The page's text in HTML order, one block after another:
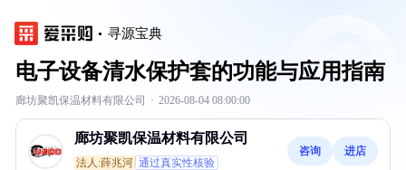
寻源宝典
电子设备清水保护套的功能与应用指南
廊坊聚凯保温材料有限公司 · 2026-08-04 08:00:00
廊坊聚凯保温材料有限公司
法人:薛兆河 通过真实性核验
咨询 进店